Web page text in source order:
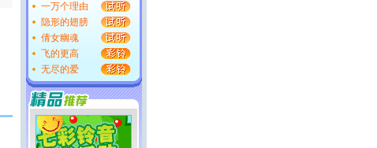
一万个理由
隐形的翅膀
倩女幽魂
飞的更高
无尽的爱